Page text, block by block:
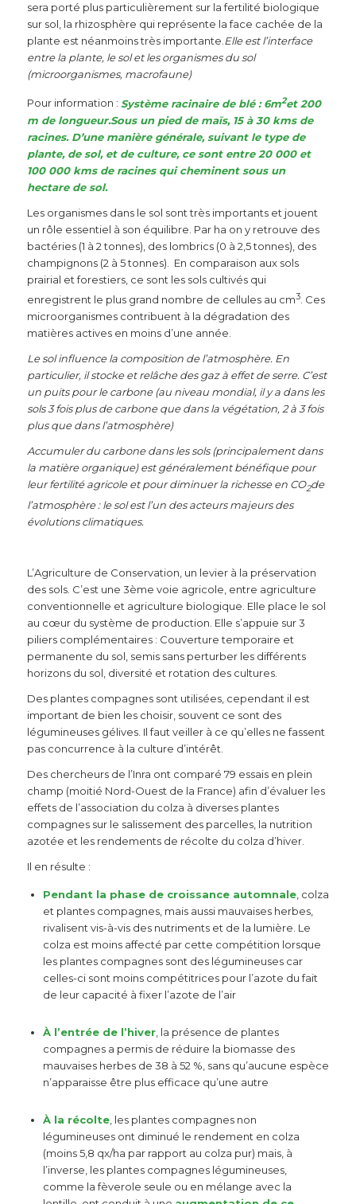
sera porté plus particulièrement sur la fertilité biologique
sur sol, la rhizosphère qui représente la face cachée de la
plante est néanmoins très importante.Elle est l’interface
entre la plante, le sol et les organismes du sol
(microorganismes, macrofaune)
Pour information : Système racinaire de blé : 6m2et 200
m de longueur.Sous un pied de maïs, 15 à 30 kms de
racines. D’une manière générale, suivant le type de
plante, de sol, et de culture, ce sont entre 20 000 et
100 000 kms de racines qui cheminent sous un
hectare de sol.
Les organismes dans le sol sont très importants et jouent
un rôle essentiel à son équilibre. Par ha on y retrouve des
bactéries (1 à 2 tonnes), des lombrics (0 à 2,5 tonnes), des
champignons (2 à 5 tonnes). En comparaison aux sols
prairial et forestiers, ce sont les sols cultivés qui
enregistrent le plus grand nombre de cellules au cm3. Ces
microorganismes contribuent à la dégradation des
matières actives en moins d’une année.
Le sol influence la composition de l’atmosphère. En
particulier, il stocke et relâche des gaz à effet de serre. C’est
un puits pour le carbone (au niveau mondial, il y a dans les
sols 3 fois plus de carbone que dans la végétation, 2 à 3 fois
plus que dans l’atmosphère)
Accumuler du carbone dans les sols (principalement dans
la matière organique) est généralement bénéfique pour
leur fertilité agricole et pour diminuer la richesse en CO2de
l’atmosphère : le sol est l’un des acteurs majeurs des
évolutions climatiques.
L’Agriculture de Conservation, un levier à la préservation
des sols. C’est une 3ème voie agricole, entre agriculture
conventionnelle et agriculture biologique. Elle place le sol
au cœur du système de production. Elle s’appuie sur 3
piliers complémentaires : Couverture temporaire et
permanente du sol, semis sans perturber les différents
horizons du sol, diversité et rotation des cultures.
Des plantes compagnes sont utilisées, cependant il est
important de bien les choisir, souvent ce sont des
légumineuses gélives. Il faut veiller à ce qu’elles ne fassent
pas concurrence à la culture d’intérêt.
Des chercheurs de l’Inra ont comparé 79 essais en plein
champ (moitié Nord-Ouest de la France) afin d’évaluer les
effets de l’association du colza à diverses plantes
compagnes sur le salissement des parcelles, la nutrition
azotée et les rendements de récolte du colza d’hiver.
Il en résulte :
Pendant la phase de croissance automnale, colza
et plantes compagnes, mais aussi mauvaises herbes,
rivalisent vis-à-vis des nutriments et de la lumière. Le
colza est moins affecté par cette compétition lorsque
les plantes compagnes sont des légumineuses car
celles-ci sont moins compétitrices pour l’azote du fait
de leur capacité à fixer l’azote de l’air
À l’entrée de l’hiver, la présence de plantes
compagnes a permis de réduire la biomasse des
mauvaises herbes de 38 à 52 %, sans qu’aucune espèce
n’apparaisse être plus efficace qu’une autre
À la récolte, les plantes compagnes non
légumineuses ont diminué le rendement en colza
(moins 5,8 qx/ha par rapport au colza pur) mais, à
l’inverse, les plantes compagnes légumineuses,
comme la fèverole seule ou en mélange avec la